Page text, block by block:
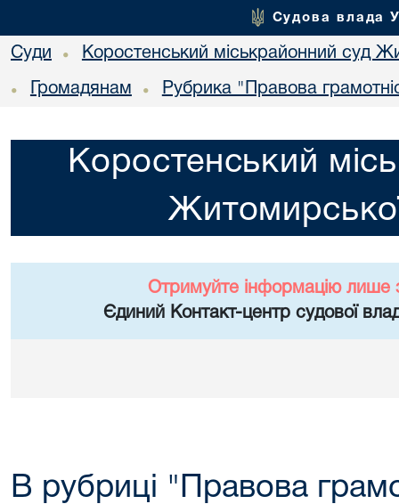
Судова влада
Суди • Коростенський міськрайонний суд
• Громадянам • Рубрика "Правова
Коростенський
Отримуйте інформацію лише
Єдиний Контакт-центр судової
В рубриці "Правова